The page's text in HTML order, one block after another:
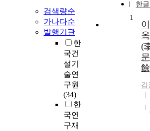
검색량순
가나다순
발행기관
한
국건
설기
술연
구원
(34)
한
국연
구재
한글
1
이
옥
(
김